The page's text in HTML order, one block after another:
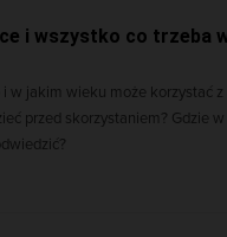
i wszystko co trzeba
w jakim wieku może korzystać
przed skorzystaniem? Gdzie